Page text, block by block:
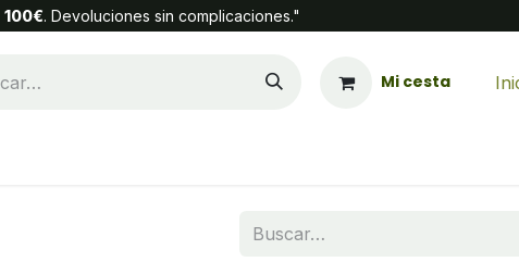
100€. Devoluciones sin complicaciones."
Mi cesta